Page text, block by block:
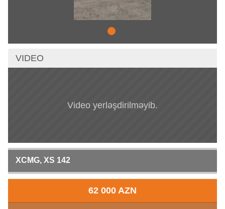
VIDEO
Video yerləşdirilməyib.
XCMG, XS 142
62 000 AZN